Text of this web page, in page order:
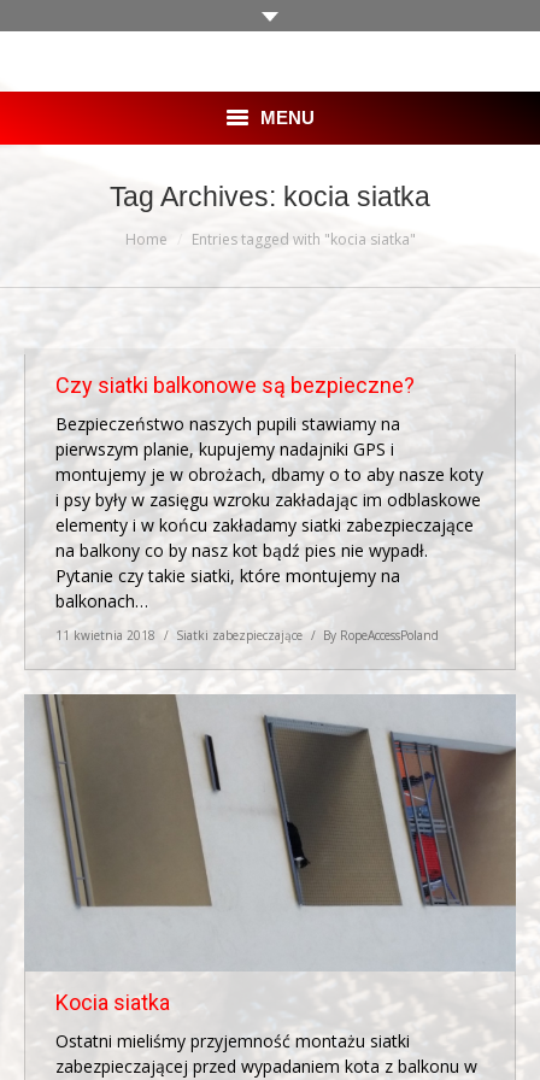
MENU
HOME
SKLEP
OFERTA
KLIENCI
PRACA
KONTAKT
Tag Archives: kocia siatka
You are here:Home Entries tagged with "kocia siatka"
Czy siatki balkonowe są bezpieczne?
Bezpieczeństwo naszych pupili stawiamy na
pierwszym planie, kupujemy nadajniki GPS i
montujemy je w obrożach, dbamy o to aby nasze koty
i psy były w zasięgu wzroku zakładając im odblaskowe
elementy i w końcu zakładamy siatki zabezpieczające
na balkony co by nasz kot bądź pies nie wypadł.
Pytanie czy takie siatki, które montujemy na
balkonach…
11 kwietnia 2018 Siatki zabezpieczające By RopeAccessPoland
Kocia siatka
Ostatni mieliśmy przyjemność montażu siatki
zabezpieczającej przed wypadaniem kota z balkonu w